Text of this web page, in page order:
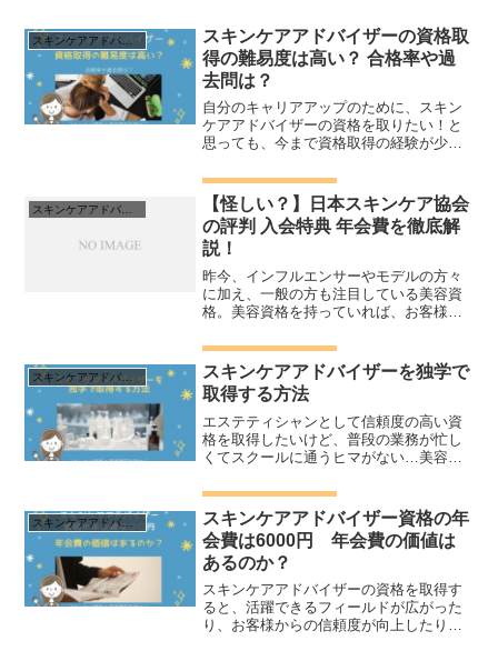
スキンケアアドバイザー 口コミ メリット 独学
スキンケアアドバイザーの資格取
得の難易度は高い？ 合格率や過
去問は？
自分のキャリアアップのために、スキン
ケアアドバイザーの資格を取りたい！と
思っても、今まで資格取得の経験が少な
することに不安はつきもの。スキンケア
アドバイザーは皮膚科学から化粧品、接
遇に至るまでさまざまな知...
スキンケアアドバイザー 口コミ メリット 独学
【怪しい？】日本スキンケア協会
の評判 入会特典 年会費を徹底解
説！
昨今、インフルエンサーやモデルの方々
に加え、一般の方も注目している美容資
格。美容資格を持っていれば、お客様や
と、プライベートでも役立てることがで
きます。しかし、美容系の資格が多くあ
って、どれを選べば良いかわ...
スキンケアアドバイザー 口コミ メリット 独学
スキンケアアドバイザーを独学で
取得する方法
エステティシャンとして信頼度の高い資
格を取得したいけど、普段の業務が忙し
くてスクールに通うヒマがない…美容関
が多いイメージもあって敷居が高い…と
いうお悩みはありませんか？そんな方に
おすすめなのが、日本スキ...
スキンケアアドバイザー 口コミ メリット 独学
スキンケアアドバイザー資格の年
会費は6000円 年会費の価値は
あるのか？
スキンケアアドバイザーの資格を取得す
ると、活躍できるフィールドが広がった
り、お客様からの信頼度が向上したり